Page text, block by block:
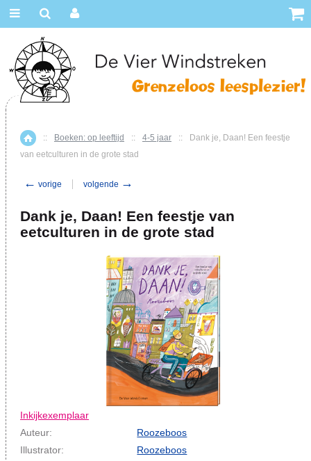
Home
:: Boeken: op leeftijd :: 4-5 jaar ::
Dank je, Daan! Een feestje
van eetculturen in de grote stad
← vorige volgende →
Dank je, Daan! Een feestje van
eetculturen in de grote stad
Inkijkexemplaar
Auteur:
Roozeboos
Illustrator:
Roozeboos